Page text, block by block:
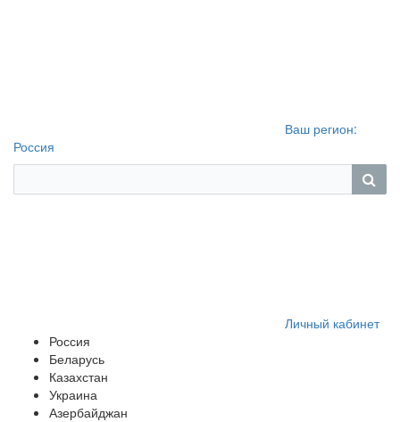
Ваш регион:
Россия
Личный кабинет
Россия
Беларусь
Казахстан
Украина
Азербайджан